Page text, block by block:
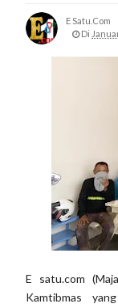
E Satu.com
Di
E satu.com
Kamtibmas